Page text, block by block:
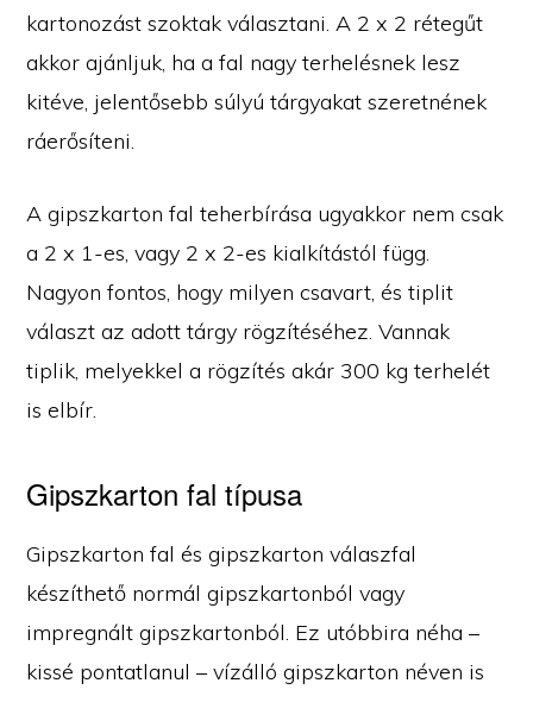
kartonozást szoktak választani. A 2 x 2 rétegűt
akkor ajánljuk, ha a fal nagy terhelésnek lesz
kitéve, jelentősebb súlyú tárgyakat szeretnének
ráerősíteni.
A gipszkarton fal teherbírása ugyakkor nem csak
a 2 x 1-es, vagy 2 x 2-es kialkítástól függ.
Nagyon fontos, hogy milyen csavart, és tiplit
választ az adott tárgy rögzítéséhez. Vannak
tiplik, melyekkel a rögzítés akár 300 kg terhelét
is elbír.
Gipszkarton fal típusa
Gipszkarton fal és gipszkarton válaszfal
készíthető normál gipszkartonból vagy
impregnált gipszkartonból. Ez utóbbira néha –
kissé pontatlanul – vízálló gipszkarton néven is